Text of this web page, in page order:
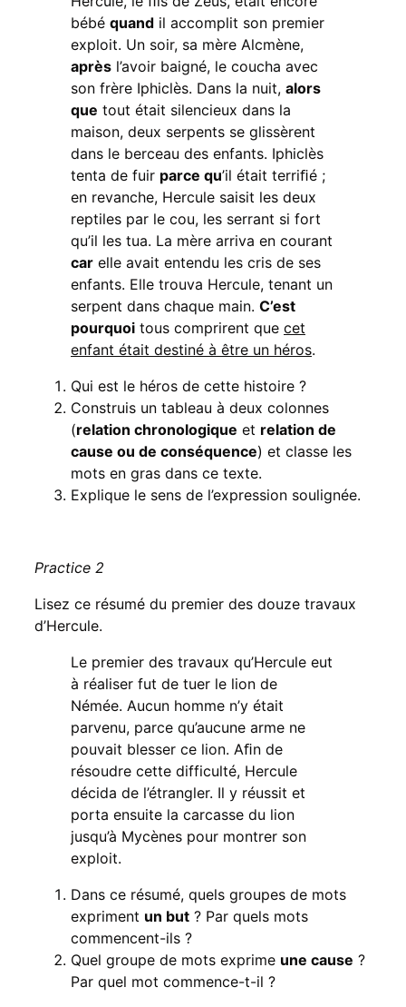
bébé quand il accomplit son premier
exploit. Un soir, sa mère Alcmène,
après l’avoir baigné, le coucha avec
son frère Iphiclès. Dans la nuit, alors
que tout était silencieux dans la
maison, deux serpents se glissèrent
dans le berceau des enfants. Iphiclès
tenta de fuir parce qu’il était terriﬁé ;
en revanche, Hercule saisit les deux
reptiles par le cou, les serrant si fort
qu’il les tua. La mère arriva en courant
car elle avait entendu les cris de ses
enfants. Elle trouva Hercule, tenant un
serpent dans chaque main. C’est
pourquoi tous comprirent que cet
enfant était destiné à être un héros.
Qui est le héros de cette histoire ?
Construis un tableau à deux colonnes
(relation chronologique et relation de
cause ou de conséquence) et classe les
mots en gras dans ce texte.
Explique le sens de l’expression soulignée.
Practice 2
Lisez ce résumé du premier des douze travaux
d’Hercule.
Le premier des travaux qu’Hercule eut
à réaliser fut de tuer le lion de
Némée. Aucun homme n’y était
parvenu, parce qu’aucune arme ne
pouvait blesser ce lion. Aﬁn de
résoudre cette difficulté, Hercule
décida de l’étrangler. Il y réussit et
porta ensuite la carcasse du lion
jusqu’à Mycènes pour montrer son
exploit.
Dans ce résumé, quels groupes de mots
expriment un but ? Par quels mots
commencent-ils ?
Quel groupe de mots exprime une cause ?
Par quel mot commence-t-il ?